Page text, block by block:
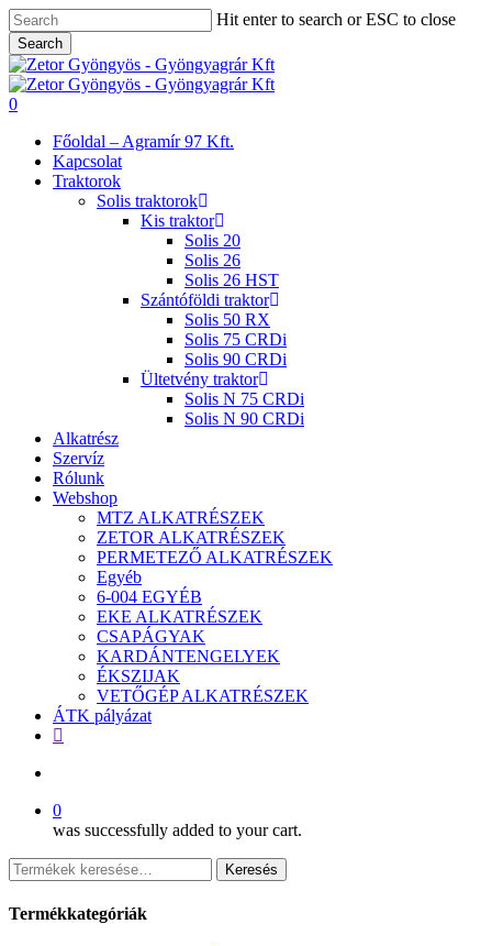
Skip
to
main
content
Hit enter to search or ESC to close
Search
Close
Search
search
0
Főoldal – Agramír 97 Kft.
Kapcsolat
Traktorok
Solis traktorok
Kis traktor
Solis 20
Solis 26
Solis 26 HST
Szántóföldi traktor
Solis 50 RX
Solis 75 CRDi
Solis 90 CRDi
Ültetvény traktor
Solis N 75 CRDi
Solis N 90 CRDi
Alkatrész
Szervíz
Rólunk
Webshop
MTZ ALKATRÉSZEK
ZETOR ALKATRÉSZEK
PERMETEZŐ ALKATRÉSZEK
Egyéb
6-004 EGYÉB
EKE ALKATRÉSZEK
CSAPÁGYAK
KARDÁNTENGELYEK
ÉKSZIJAK
VETŐGÉP ALKATRÉSZEK
ÁTK pályázat
facebook
0
was successfully added to your cart.
Keresés
a
következőre:
Keresés
Termékkategóriák